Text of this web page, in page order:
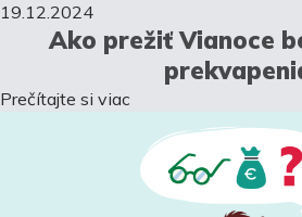
19.12.2024
Ako prežiť Vianoce
Prečítajte si viac